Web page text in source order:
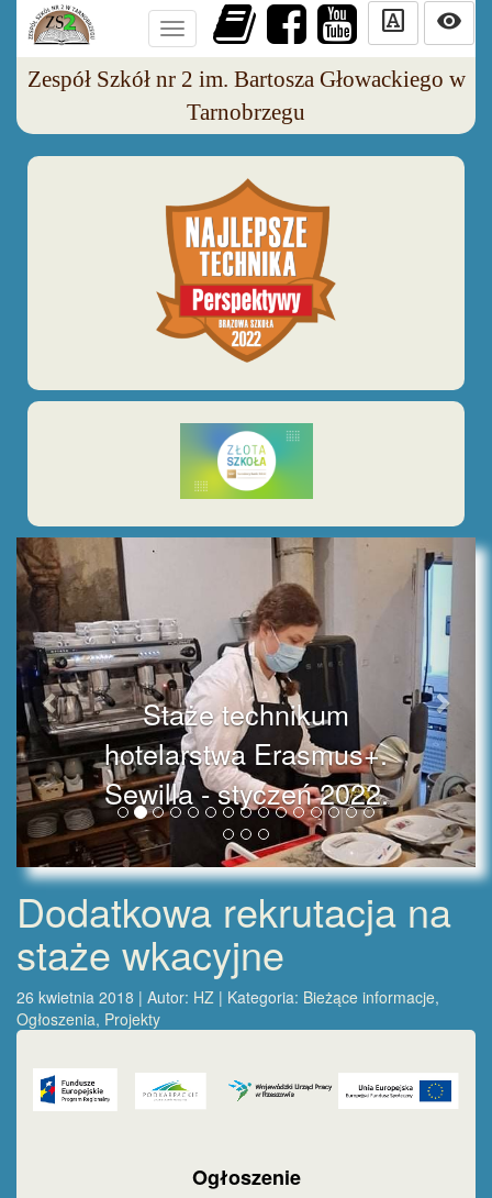
visibility
slab_serif
Toggle
navigation
Zespół Szkół nr 2 im. Bartosza Głowackiego w
Tarnobrzegu
Staże technikum
hotelarstwa Erasmus+.
Sewilla - styczeń 2022.
Dodatkowa rekrutacja na
staże wkacyjne
26 kwietnia 2018 | Autor: HZ | Kategoria: Bieżące informacje,
Ogłoszenia, Projekty
Ogłoszenie